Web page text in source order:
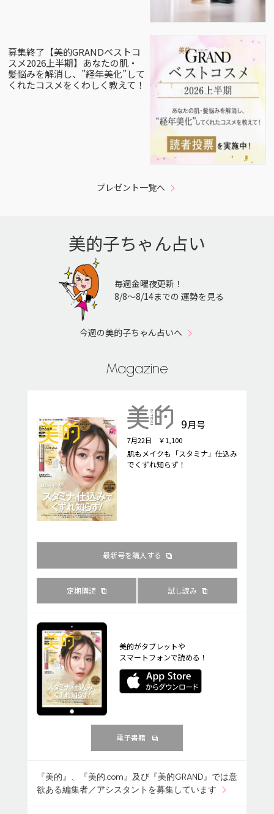
募集終了【美的GRANDベストコ
スメ2026上半期】あなたの肌・
髪悩みを解消し、”経年美化”して
くれたコスメをくわしく教えて！
プレゼント一覧へ
美的子ちゃん占い
毎週金曜夜更新！
8/8〜8/14までの 運勢を見る
今週の美的子ちゃん占いへ
Magazine
9月号
7月22日 ￥1,100
肌もメイクも「スタミナ」仕込み
でくずれ知らず！
最新号を購入する
定期購読 試し読み
美的がタブレットや
スマートフォンで読める！
電子書籍
『美的』、『美的.com』及び『美的GRAND』では意
欲ある編集者／アシスタントを募集しています